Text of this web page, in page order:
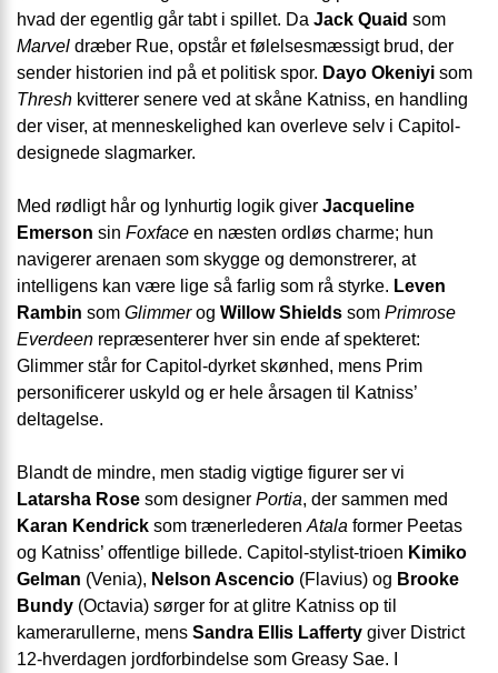
hvad der egentlig går tabt i spillet. Da Jack Quaid som
Marvel dræber Rue, opstår et følelsesmæssigt brud, der
sender historien ind på et politisk spor. Dayo Okeniyi som
Thresh kvitterer senere ved at skåne Katniss, en handling
der viser, at menneskelighed kan overleve selv i Capitol-
designede slagmarker.
Med rødligt hår og lynhurtig logik giver Jacqueline
Emerson sin Foxface en næsten ordløs charme; hun
navigerer arenaen som skygge og demonstrerer, at
intelligens kan være lige så farlig som rå styrke. Leven
Rambin som Glimmerog Willow Shields som Primrose
Everdeen repræsenterer hver sin ende af spekteret:
Glimmer står for Capitol-dyrket skønhed, mens Prim
personificerer uskyld og er hele årsagen til Katniss’
deltagelse.
Blandt de mindre, men stadig vigtige figurer ser vi
Latarsha Rose som designer Portia, der sammen med
Karan Kendrick som trænerlederen Atala former Peetas
og Katniss’ offentlige billede. Capitol-stylist-trioen Kimiko
Gelman (Venia), Nelson Ascencio (Flavius) og Brooke
Bundy (Octavia) sørger for at glitre Katniss op til
kamerarullerne, mens Sandra Ellis Lafferty giver District
12-hverdagen jordforbindelse som Greasy Sae. I